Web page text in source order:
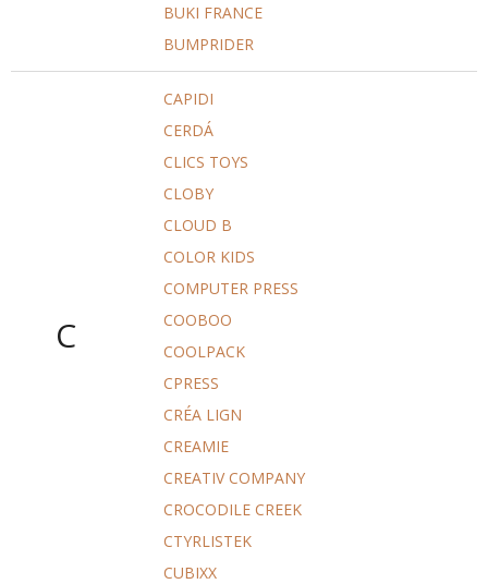
BUKI FRANCE
BUMPRIDER
C
CAPIDI
CERDÁ
CLICS TOYS
CLOBY
CLOUD B
COLOR KIDS
COMPUTER PRESS
COOBOO
COOLPACK
CPRESS
CRÉA LIGN
CREAMIE
CREATIV COMPANY
CROCODILE CREEK
CTYRLISTEK
CUBIXX